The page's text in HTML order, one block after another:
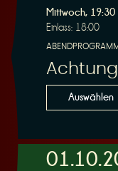
R
e
Mittwoch, 19:30
Einlass: 18:00
Auswählen